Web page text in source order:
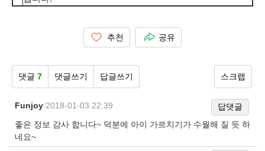
추천 공유
댓글 7 댓글쓰기 답글쓰기 스크랩
Funjoy 2018-01-03 22:39
답댓글
좋은 정보 감사 합니다~ 덕분에 아이 가르치기가 수월해 질 듯 하
네요~